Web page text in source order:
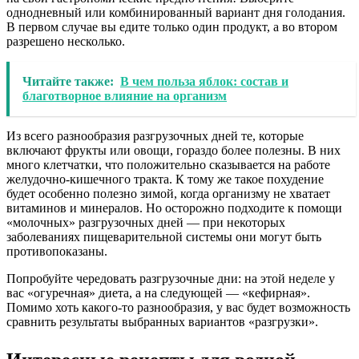
однодневный или комбинированный вариант дня голодания.
В первом случае вы едите только один продукт, а во втором
разрешено несколько.
Читайте также: В чем польза яблок: состав и
благотворное влияние на организм
Из всего разнообразия разгрузочных дней те, которые
включают фрукты или овощи, гораздо более полезны. В них
много клетчатки, что положительно сказывается на работе
желудочно-кишечного тракта. К тому же такое похудение
будет особенно полезно зимой, когда организму не хватает
витаминов и минералов. Но осторожно подходите к помощи
«молочных» разгрузочных дней — при некоторых
заболеваниях пищеварительной системы они могут быть
противопоказаны.
Попробуйте чередовать разгрузочные дни: на этой неделе у
вас «огуречная» диета, а на следующей — «кефирная».
Помимо хоть какого-то разнообразия, у вас будет возможность
сравнить результаты выбранных вариантов «разгрузки».